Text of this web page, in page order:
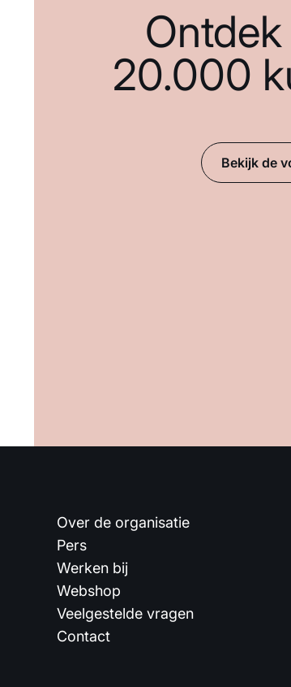
20.000
Bekijk de
Over de organisatie
Pers
Werken bij
Webshop
Veelgestelde vragen
Contact